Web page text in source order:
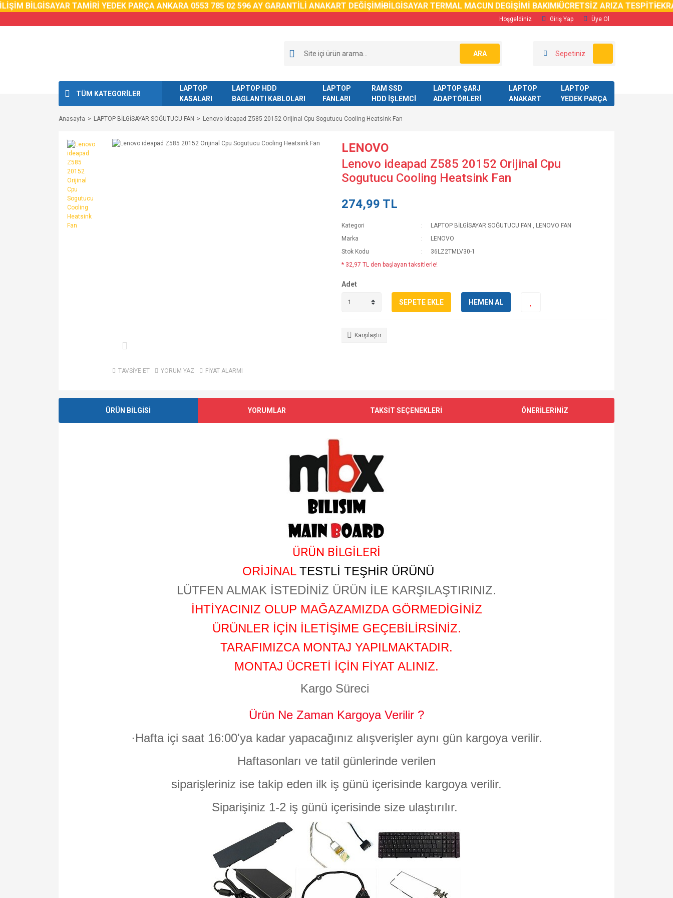
BİLGİSAYAR TAMİRİ YEDEK PARÇA ANKARA 0553 785 02 596 AY GARANTİLİ ANAKART DEĞİŞİMİBİLGİSAYAR TERMAL MACUN DEGİŞİMİ BAKIMIÜCRETSİZ ARIZA TESPİTİEKRAN
Hoşgeldiniz Giriş Yap Üye Ol
ARA Sepetiniz
TÜM KATEGORİLER
LAPTOP
KASALARI
LAPTOP HDD
BAGLANTI KABLOLARI
LAPTOP
FANLARI
RAM SSD
HDD İŞLEMCİ
LAPTOP ŞARJ
ADAPTÖRLERİ
LAPTOP
ANAKART
LAPTOP
YEDEK PARÇA
Anasayfa LAPTOP BİLGİSAYAR SOĞUTUCU FAN Lenovo ideapad Z585 20152 Orijinal Cpu Sogutucu Cooling Heatsink Fan
TAVSİYE ET YORUM YAZ FİYAT ALARMI
LENOVO
Lenovo ideapad Z585 20152 Orijinal Cpu
Sogutucu Cooling Heatsink Fan
274,99 TL
Kategori LAPTOP BİLGİSAYAR SOĞUTUCU FAN , LENOVO FAN
Marka
LENOVO
Stok Kodu
36LZ2TMLV30-1
* 32,97 TL den başlayan taksitlerle!
Adet
SEPETE EKLE HEMEN AL
Karşılaştır
ÜRÜN BİLGİSİ YORUMLAR TAKSİT SEÇENEKLERİ ÖNERİLERİNİZ
ÜRÜN BİLGİLERİ
ORİJİNAL TESTLİ TEŞHİR ÜRÜNÜ
LÜTFEN ALMAK İSTEDİNİZ ÜRÜN İLE KARŞILAŞTIRINIZ.
İHTİYACINIZ OLUP MAĞAZAMIZDA GÖRMEDİGİNİZ
ÜRÜNLER İÇİN İLETİŞİME GEÇEBİLİRSİNİZ.
TARAFIMIZCA MONTAJ YAPILMAKTADIR.
MONTAJ ÜCRETİ İÇİN FİYAT ALINIZ.
Kargo Süreci
Ürün Ne Zaman Kargoya Verilir ?
·Hafta içi saat 16:00'ya kadar yapacağınız alışverişler aynı gün kargoya verilir.
Haftasonları ve tatil günlerinde verilen
siparişleriniz ise takip eden ilk iş günü içerisinde kargoya verilir.
Siparişiniz 1-2 iş günü içerisinde size ulaştırılır.